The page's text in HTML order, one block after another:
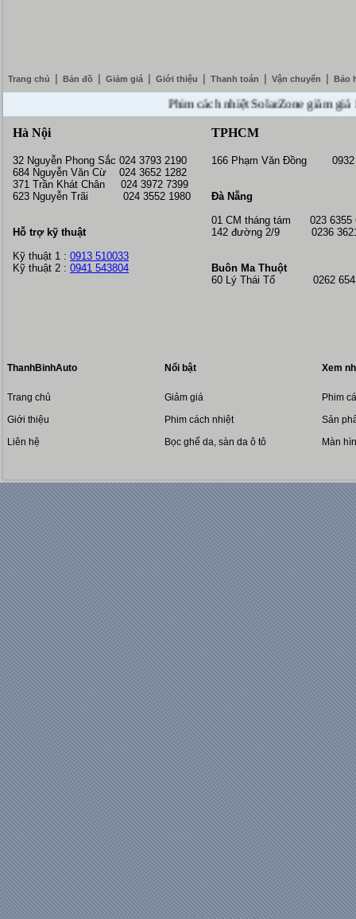
Trang chủ Bản đồ Giảm giá Giới thiệu Thanh toán Vận chuyển Bảo
Phim cách nhiệt SolarZone giảm giá
Hà Nội
32 Nguyễn Phong Sắc 024 3793 2190
684 Nguyễn Văn Cừ 024 3652 1282
371 Trần Khát Chân 024 3972 7399
623 Nguyễn Trãi 024 3552 1980
Hỗ trợ kỹ thuật
Kỹ thuật 1 : 0913 510033
Kỹ thuật 2 : 0941 543804
TPHCM
166 Phạm Văn Đồng 0932
Đà Nẵng
01 CM tháng tám 023 6355
142 đường 2/9 0236
Buôn Ma Thuột
60 Lý Thái Tổ 0262
ThanhBinhAuto
Trang chủ
Giới thiệu
Liên hệ
Nổi bật
Giảm giá
Phim cách nhiệt
Bọc ghế da, sàn da ô tô
Xem
Phim
Sản
Màn